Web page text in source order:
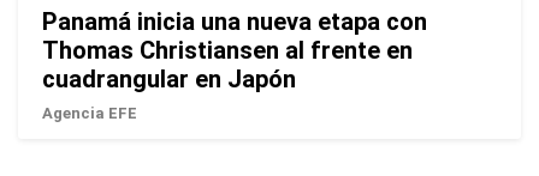
Panamá inicia una nueva etapa con
Thomas Christiansen al frente en
cuadrangular en Japón
Agencia EFE